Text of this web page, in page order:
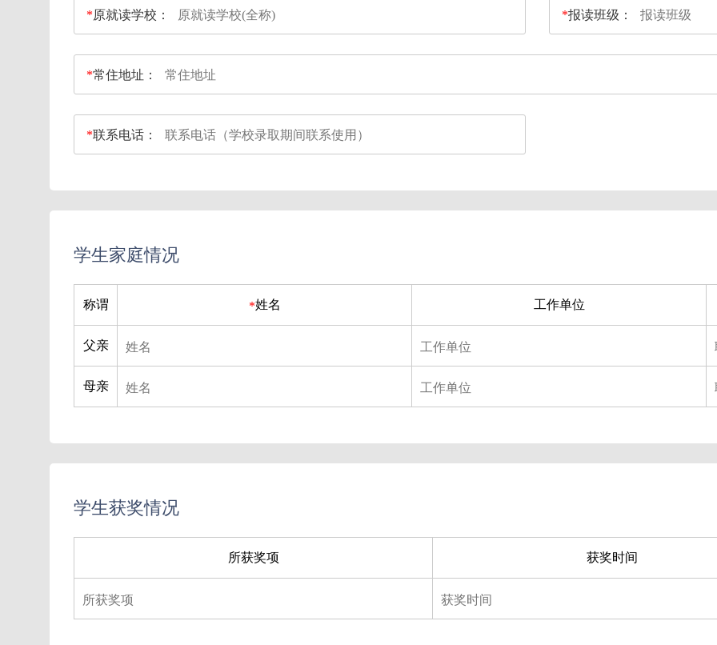
*原就读学校： *报读班级：
*常住地址：
*联系电话：
学生家庭情况
称谓 *姓名 工作单位
父亲
母亲
学生获奖情况
所获奖项 获奖时间